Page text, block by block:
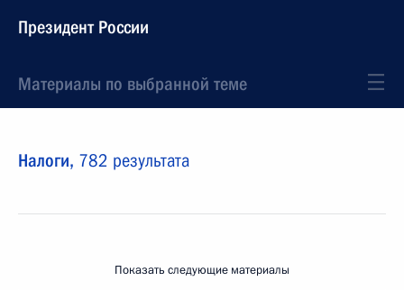
Президент России
Материалы по выбранной теме
Налоги, 782 результата
Показать следующие материалы